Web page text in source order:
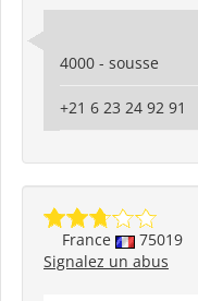
4000 - sousse
+21 6 23 24 92 91
France 75019
Signalez un abus